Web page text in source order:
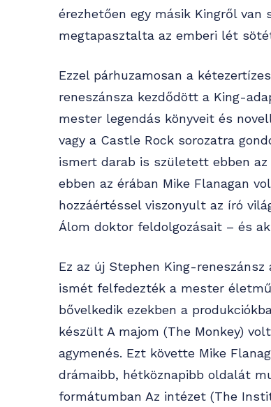
érezhetően egy másik Kingről van
megtapasztalta az emberi lét
Ezzel párhuzamosan a
reneszánsza kezdődött a King-
mester legendás könyveit és
vagy a Castle Rock sorozatra
ismert darab is született ebben az
ebben az érában Mike Flanagan
hozzáértéssel viszonyult az író
Álom doktor feldolgozásait – és
Ez az új Stephen King-
ismét felfedezték a mester
bővelkedik ezekben a
készült A majom (The Monkey)
agymenés. Ezt követte Mike
drámaibb, hétköznapibb oldalát
formátumban Az intézet (The